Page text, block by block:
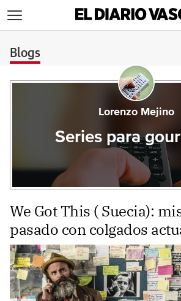
Blogs
Lorenzo Mejino
Series para
We Got This ( Suecia):
pasado con colgados